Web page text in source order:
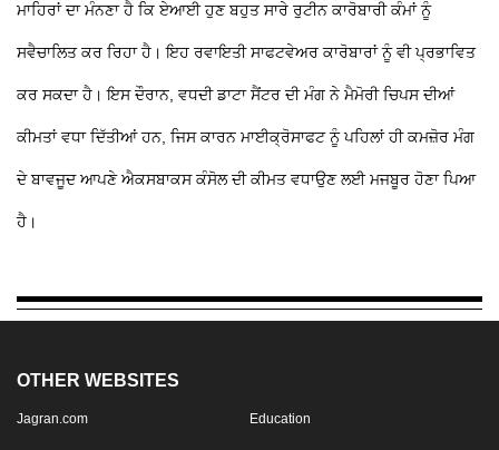
ਮਾਹਿਰਾਂ ਦਾ ਮੰਨਣਾ ਹੈ ਕਿ ਏਆਈ ਹੁਣ ਬਹੁਤ ਸਾਰੇ ਰੁਟੀਨ ਕਾਰੋਬਾਰੀ ਕੰਮਾਂ ਨੂੰ
ਸਵੈਚਾਲਿਤ ਕਰ ਰਿਹਾ ਹੈ। ਇਹ ਰਵਾਇਤੀ ਸਾਫਟਵੇਅਰ ਕਾਰੋਬਾਰਾਂ ਨੂੰ ਵੀ ਪ੍ਰਭਾਵਿਤ
ਕਰ ਸਕਦਾ ਹੈ। ਇਸ ਦੌਰਾਨ, ਵਧਦੀ ਡਾਟਾ ਸੈਂਟਰ ਦੀ ਮੰਗ ਨੇ ਮੈਮੋਰੀ ਚਿਪਸ ਦੀਆਂ
ਕੀਮਤਾਂ ਵਧਾ ਦਿੱਤੀਆਂ ਹਨ, ਜਿਸ ਕਾਰਨ ਮਾਈਕ੍ਰੋਸਾਫਟ ਨੂੰ ਪਹਿਲਾਂ ਹੀ ਕਮਜ਼ੋਰ ਮੰਗ
ਦੇ ਬਾਵਜੂਦ ਆਪਣੇ ਐਕਸਬਾਕਸ ਕੰਸੋਲ ਦੀ ਕੀਮਤ ਵਧਾਉਣ ਲਈ ਮਜਬੂਰ ਹੋਣਾ ਪਿਆ
ਹੈ।
OTHER WEBSITES
Jagran.com Education